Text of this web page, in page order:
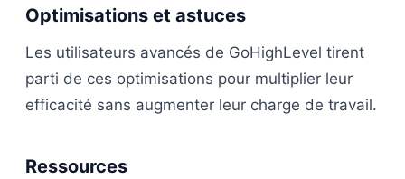
Optimisations et astuces
Les utilisateurs avancés de GoHighLevel tirent
parti de ces optimisations pour multiplier leur
efficacité sans augmenter leur charge de travail.
Ressources